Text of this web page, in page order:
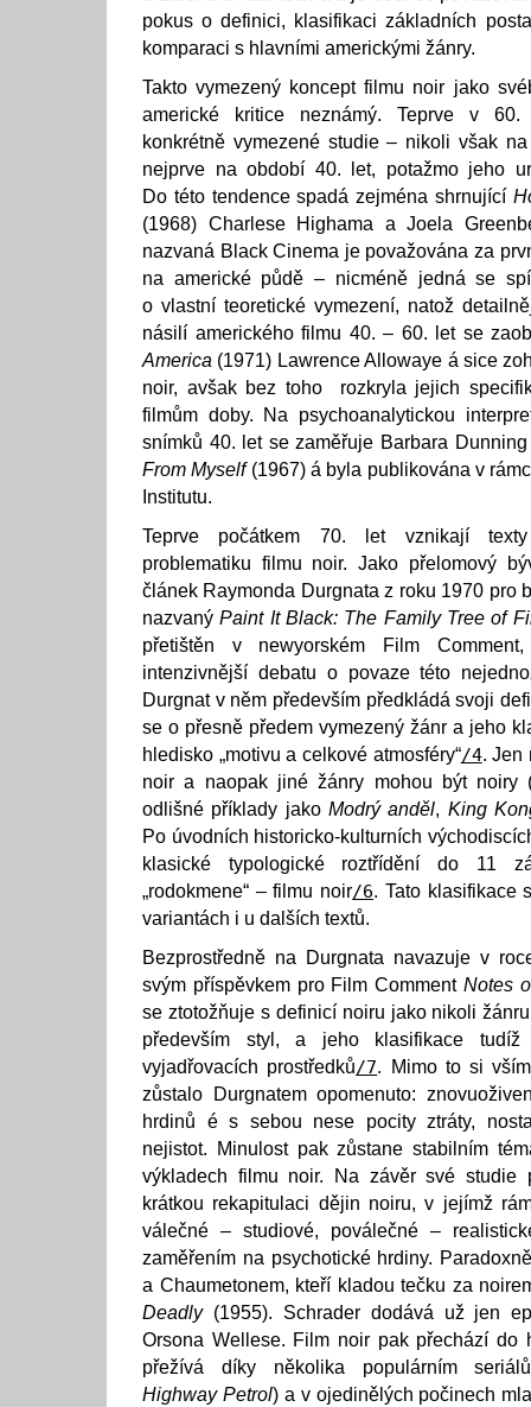
pokus o definici, klasifikaci základních
komparaci s hlavními americkými žánry.
Takto vymezený koncept filmu noir jako
americké kritice neznámý. Teprve v
konkrétně vymezené studie – nikoli však
nejprve na období 40. let, potažmo jeho
Do této tendence spadá zejména shrnující
(1968) Charlese Highama a Joela
nazvaná Black Cinema je považována za
na americké půdě – nicméně jedná se
o vlastní teoretické vymezení, natož
násilí amerického filmu 40. – 60. let se
America (1971) Lawrence Allowaye á sice
noir, avšak bez toho rozkryla jejich
filmům doby. Na psychoanalytickou
snímků 40. let se zaměřuje Barbara
From Myself(1967) á byla publikována v
Institutu.
Teprve počátkem 70. let vznikají
problematiku filmu noir. Jako přelomový
článek Raymonda Durgnata z roku 1970 pro
nazvanýPaint It Black: The Family Tree of
přetištěn v newyorském Film
intenzivnější debatu o povaze této
Durgnat v něm především předkládá svoji
se o přesně předem vymezený žánr a jeho
hledisko „motivu a celkové atmosféry“/4. Jen
noir a naopak jiné žánry mohou být noiry
odlišné příklady jako Modrý anděl, King
Po úvodních historicko-kulturních
klasické typologické roztřídění do 11
„rodokmene“ – filmu noir/6. Tato klasifikace
variantách i u dalších textů.
Bezprostředně na Durgnata navazuje v
svým příspěvkem pro Film Comment Notes
se ztotožňuje s definicí noiru jako nikoli
především styl, a jeho klasifikace tudíž
vyjadřovacích prostředků/7. Mimo to si
zůstalo Durgnatem opomenuto:
hrdinů é s sebou nese pocity ztráty,
nejistot. Minulost pak zůstane stabilním
výkladech filmu noir. Na závěr své studie
krátkou rekapitulaci dějin noiru, v jejímž
válečné – studiové, poválečné –
zaměřením na psychotické hrdiny.
a Chaumetonem, kteří kladou tečku za
Deadly(1955). Schrader dodává už jen
Orsona Wellese. Film noir pak přechází do
přežívá díky několika populárním
Highway Petrol) a v ojedinělých počinech